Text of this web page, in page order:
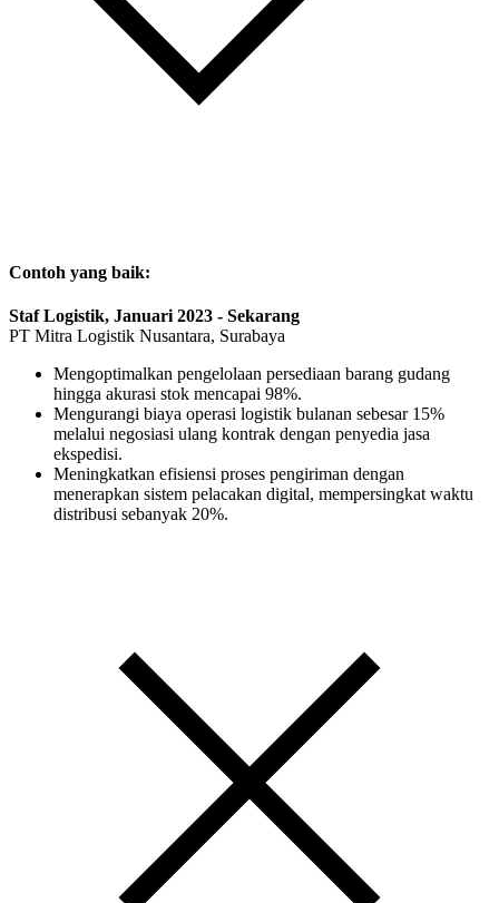
Contoh yang baik:
Staf Logistik, Januari 2023 - Sekarang
PT Mitra Logistik Nusantara, Surabaya
Mengoptimalkan pengelolaan persediaan barang gudang
hingga akurasi stok mencapai 98%.
Mengurangi biaya operasi logistik bulanan sebesar 15%
melalui negosiasi ulang kontrak dengan penyedia jasa
ekspedisi.
Meningkatkan efisiensi proses pengiriman dengan
menerapkan sistem pelacakan digital, mempersingkat waktu
distribusi sebanyak 20%.